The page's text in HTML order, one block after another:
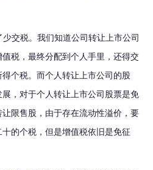
交税。我们知道公司转让上市公司
税，最终分配到个人手里，还得交
个税。而个人转让上市公司的股
，对于个人转让上市公司股票是免
限售股，由于存在流动性溢价，要
的个税，但是增值税依旧是免征